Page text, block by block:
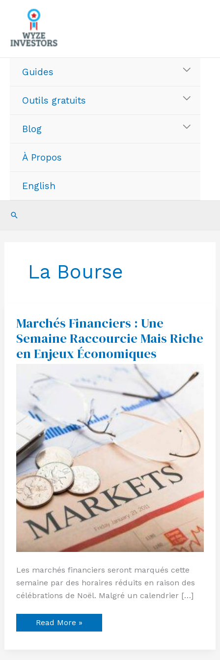
contenu
Guides
Outils gratuits
Blog
À Propos
English
Recherche
La Bourse
Marchés Financiers : Une
Semaine Raccourcie Mais Riche
en Enjeux Économiques
Les marchés financiers seront marqués cette
semaine par des horaires réduits en raison des
célébrations de Noël. Malgré un calendrier […]
Marchés
Financiers
:
Une
Semaine
Raccourcie
Riche
en
Économiques
Read More »